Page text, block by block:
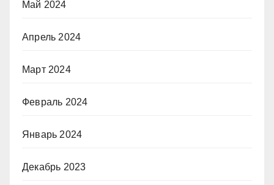
Май 2024
Апрель 2024
Март 2024
Февраль 2024
Январь 2024
Декабрь 2023